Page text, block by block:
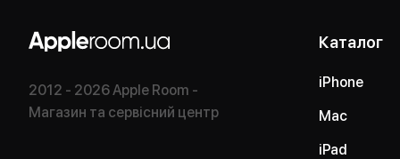
2012 - 2026 Apple Room -
Магазин та сервісний центр
Каталог
iPhone
Mac
iPad